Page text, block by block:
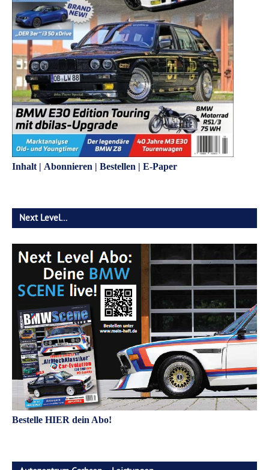
Inhalt | Abonnieren | Bestellen | E-Paper
Next Level…
Bestelle HIER dein Abo!